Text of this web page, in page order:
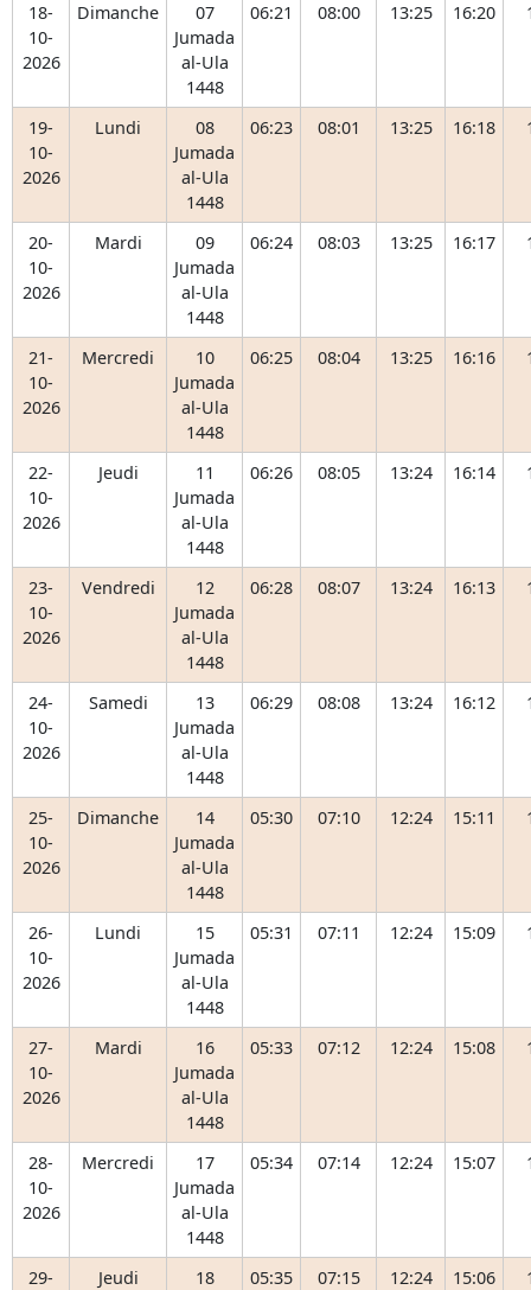
18-
10-
2026
Dimanche
07
Jumada
al-Ula
1448
06:21 08:00 13:25 16:20
19-
10-
2026
Lundi
08
Jumada
al-Ula
1448
06:23 08:01 13:25 16:18
20-
10-
2026
Mardi
09
Jumada
al-Ula
1448
06:24 08:03 13:25 16:17
21-
10-
2026
Mercredi
10
Jumada
al-Ula
1448
06:25 08:04 13:25 16:16
22-
10-
2026
Jeudi
11
Jumada
al-Ula
1448
06:26 08:05 13:24 16:14
23-
10-
2026
Vendredi
12
Jumada
al-Ula
1448
06:28 08:07 13:24 16:13
24-
10-
2026
Samedi
13
Jumada
al-Ula
1448
06:29 08:08 13:24 16:12
25-
10-
2026
Dimanche
14
Jumada
al-Ula
1448
05:30 07:10 12:24 15:11
26-
10-
2026
Lundi
15
Jumada
al-Ula
1448
05:31 07:11 12:24 15:09
27-
10-
2026
Mardi
16
Jumada
al-Ula
1448
05:33 07:12 12:24 15:08
28-
10-
2026
Mercredi
17
Jumada
al-Ula
1448
05:34 07:14 12:24 15:07
29-
Jeudi
18
05:35 07:15 12:24 15:06